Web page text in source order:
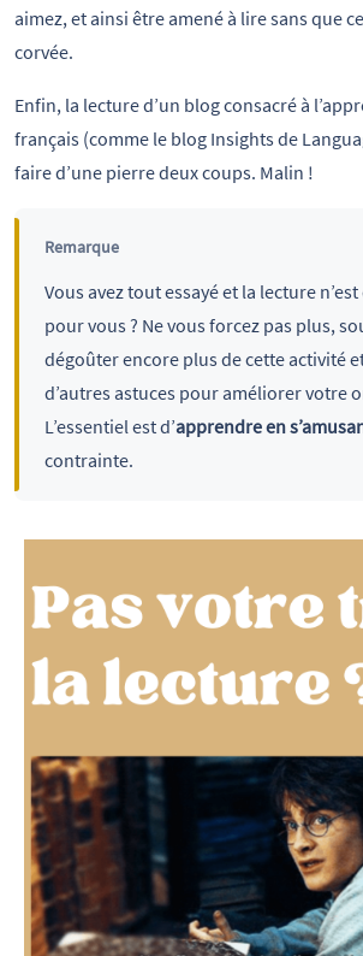
aimez, et ainsi être amené à lire sans que
corvée.
Enfin, la lecture d’un blog consacré à
français (comme le blog Insights de
faire d’une pierre deux coups. Malin !
Remarque
Vous avez tout essayé et la lecture
pour vous ? Ne vous forcez pas plus,
dégoûter encore plus de cette activité
d’autres astuces pour améliorer votre
L’essentiel est d’apprendre en
contrainte.